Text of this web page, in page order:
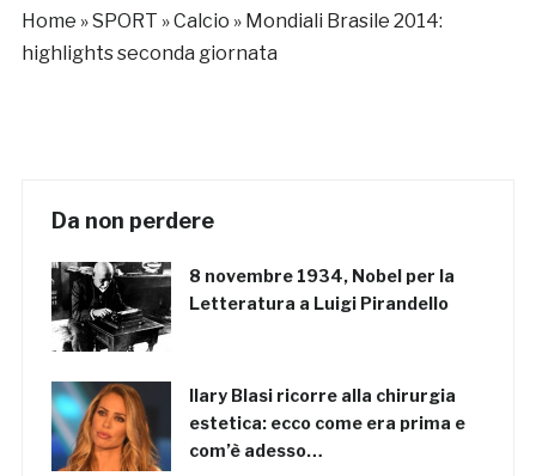
Home »SPORT »Calcio » Mondiali Brasile 2014:
highlights seconda giornata
Da non perdere
8 novembre 1934, Nobel per la
Letteratura a Luigi Pirandello
Ilary Blasi ricorre alla chirurgia
estetica: ecco come era prima e
com’è adesso…